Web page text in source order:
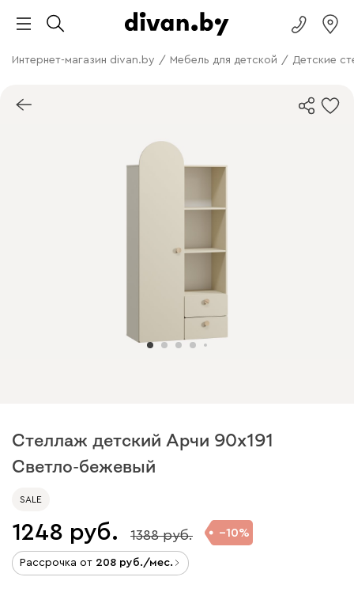
Интернет-магазин divan.by / Мебель для детской / Детские
Стеллаж детский Арчи 90x191
Светло-бежевый
SALE
1248 1388 10
Рассрочка от 208 /мес.